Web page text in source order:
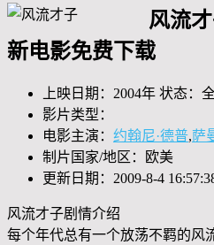
风流
新电影免费下载
上映日期：2004年 状态：
影片类型：
电影主演： 约翰尼·德普,萨
制片国家/地区：欧美
更新日期：2009-8-4
风流才子剧情介绍
每个年代总有一个放荡不羁的风